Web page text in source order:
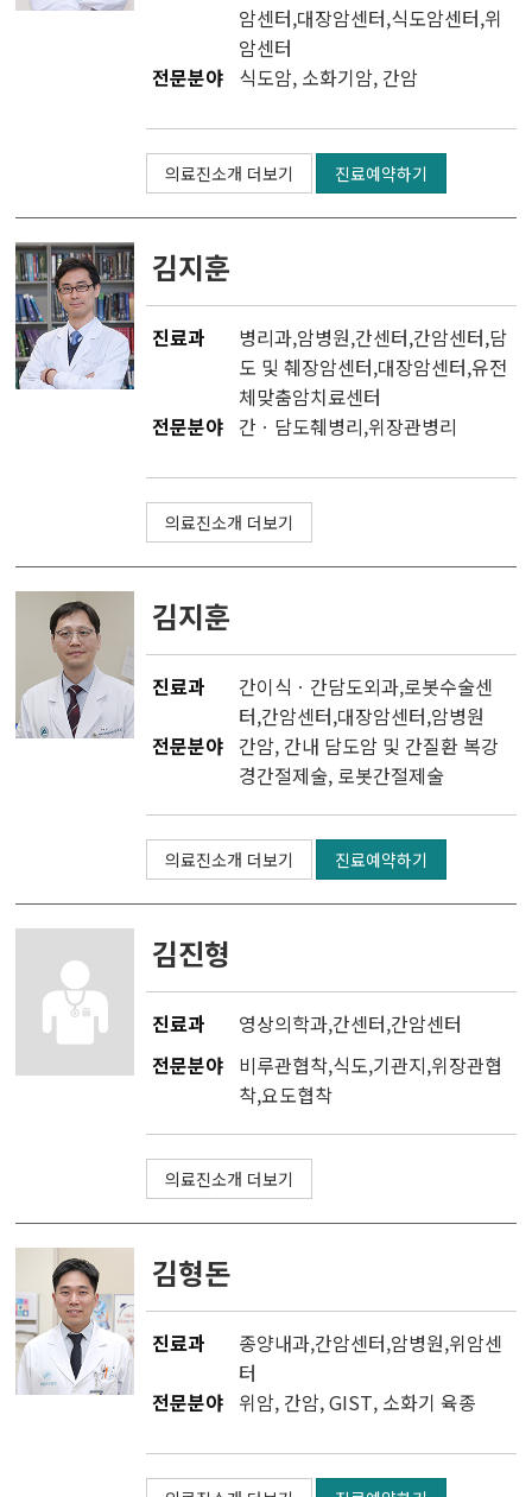
암센터,대장암센터,식도암센터,위
암센터
전문분야 식도암, 소화기암, 간암
의료진소개 더보기 진료예약하기
김지훈
진료과 병리과,암병원,간센터,간암센터,담
도 및 췌장암센터,대장암센터,유전
체맞춤암치료센터
전문분야 간ㆍ담도췌병리,위장관병리
의료진소개 더보기
김지훈
진료과 간이식ㆍ간담도외과,로봇수술센
터,간암센터,대장암센터,암병원
전문분야 간암, 간내 담도암 및 간질환 복강
경간절제술, 로봇간절제술
의료진소개 더보기 진료예약하기
김진형
진료과 영상의학과,간센터,간암센터
전문분야 비루관협착,식도,기관지,위장관협
착,요도협착
의료진소개 더보기
김형돈
진료과 종양내과,간암센터,암병원,위암센
터
전문분야 위암, 간암, GIST, 소화기 육종